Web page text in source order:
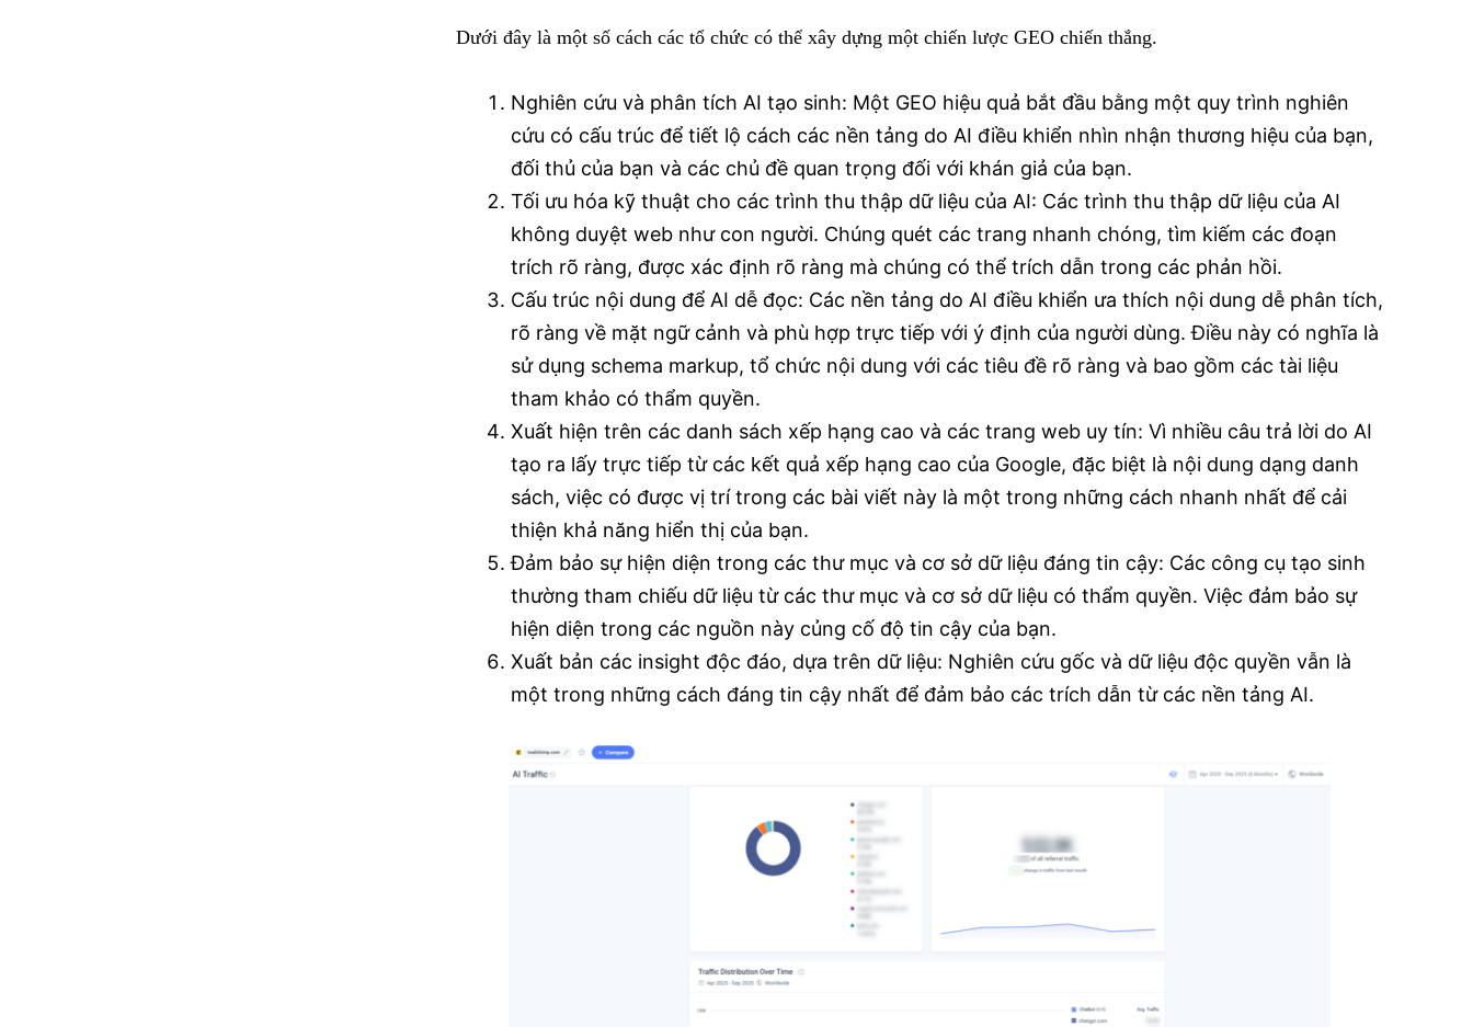
Dưới đây là một số cách các tổ chức có thể xây dựng một chiến lược GEO chiến thắng.
Nghiên cứu và phân tích AI tạo sinh: Một GEO hiệu quả bắt đầu bằng một quy trình nghiên
cứu có cấu trúc để tiết lộ cách các nền tảng do AI điều khiển nhìn nhận thương hiệu của bạn,
đối thủ của bạn và các chủ đề quan trọng đối với khán giả của bạn.
Tối ưu hóa kỹ thuật cho các trình thu thập dữ liệu của AI: Các trình thu thập dữ liệu của AI
không duyệt web như con người. Chúng quét các trang nhanh chóng, tìm kiếm các đoạn
trích rõ ràng, được xác định rõ ràng mà chúng có thể trích dẫn trong các phản hồi.
Cấu trúc nội dung để AI dễ đọc: Các nền tảng do AI điều khiển ưa thích nội dung dễ phân tích,
rõ ràng về mặt ngữ cảnh và phù hợp trực tiếp với ý định của người dùng. Điều này có nghĩa là
sử dụng schema markup, tổ chức nội dung với các tiêu đề rõ ràng và bao gồm các tài liệu
tham khảo có thẩm quyền.
Xuất hiện trên các danh sách xếp hạng cao và các trang web uy tín: Vì nhiều câu trả lời do AI
tạo ra lấy trực tiếp từ các kết quả xếp hạng cao của Google, đặc biệt là nội dung dạng danh
sách, việc có được vị trí trong các bài viết này là một trong những cách nhanh nhất để cải
thiện khả năng hiển thị của bạn.
Đảm bảo sự hiện diện trong các thư mục và cơ sở dữ liệu đáng tin cậy: Các công cụ tạo sinh
thường tham chiếu dữ liệu từ các thư mục và cơ sở dữ liệu có thẩm quyền. Việc đảm bảo sự
hiện diện trong các nguồn này củng cố độ tin cậy của bạn.
Xuất bản các insight độc đáo, dựa trên dữ liệu: Nghiên cứu gốc và dữ liệu độc quyền vẫn là
một trong những cách đáng tin cậy nhất để đảm bảo các trích dẫn từ các nền tảng AI.